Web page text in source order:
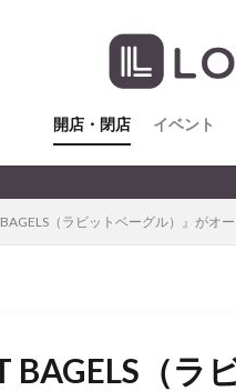
開店・閉店 イベント
（ラビットベーグル）』がオ
BAGELS（